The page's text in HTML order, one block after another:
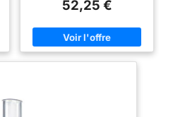
recettes, même les plus
extrêmement compact le rend
adapté même aux cuisines les
plus petites / Installation facile
52,25 €